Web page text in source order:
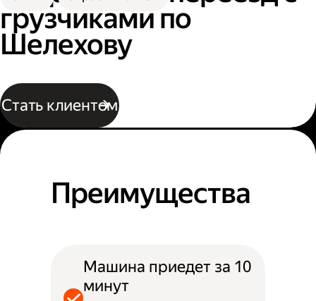
грузчиками по
Шелехову
Стать клиентом
Преимущества
Машина приедет за 10
минут